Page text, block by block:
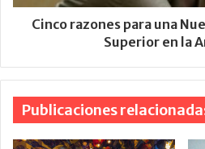
Cinco razones para una
Superior en la
Publicaciones